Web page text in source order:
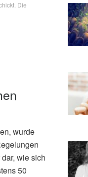
Die
wurde
wie sich
50